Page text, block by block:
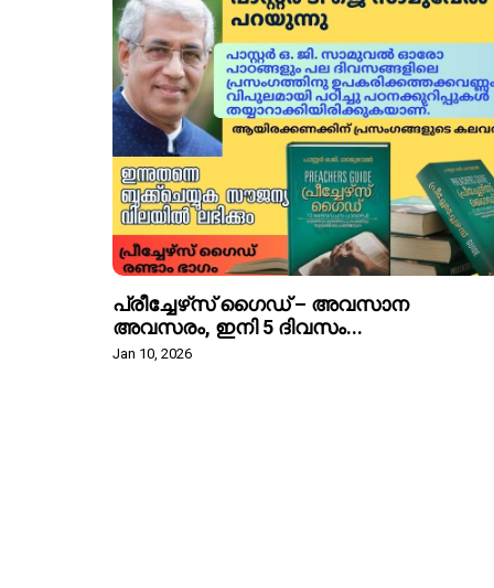
പ്രീച്ചേഴ്‌സ് ഗൈഡ് – അവസാന
അവസരം, ഇനി 5 ദിവസം...
Jan 10, 2026